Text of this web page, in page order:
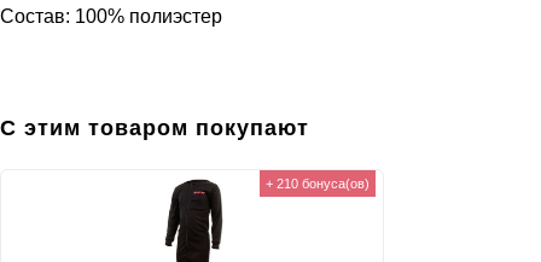
Состав: 100% полиэстер
С этим товаром покупают
+ 210 бонуса(ов)